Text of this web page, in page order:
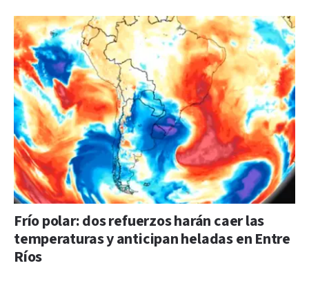
Frío polar: dos refuerzos harán caer las
temperaturas y anticipan heladas en Entre
Ríos